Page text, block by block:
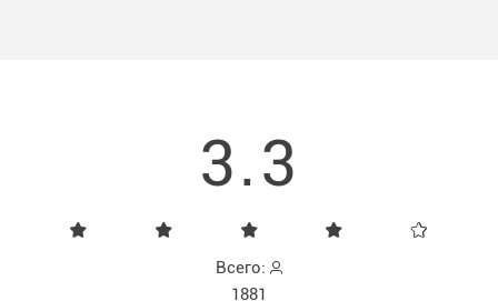
3.3
Всего:
1881